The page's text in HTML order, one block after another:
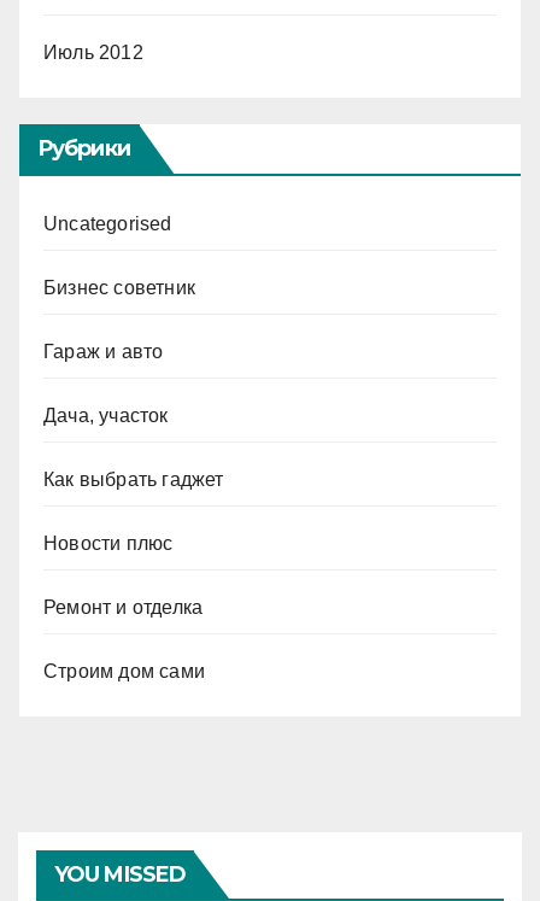
Июль 2012
Рубрики
Uncategorised
Бизнес советник
Гараж и авто
Дача, участок
Как выбрать гаджет
Новости плюс
Ремонт и отделка
Строим дом сами
YOU MISSED